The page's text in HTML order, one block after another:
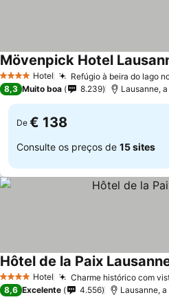
4 EstrelasHotel Refúgio à beira do lago
Mövenpick Hotel
8,3 Muito boa 8.239 Lausanne,
De € 138
Consulte os preços de 15 sites
4 EstrelasHotel Charme histórico com
Hôtel de la Paix
8,6 Excelente 4.556 Lausanne,